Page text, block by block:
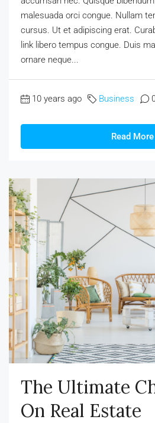
malesuada orci congue. Nullam
cursus. Ut et adipiscing erat.
link libero tempus congue. Duis
ornare neque...
10 years ago Business
Read More
The Ultimate
On Real Estate